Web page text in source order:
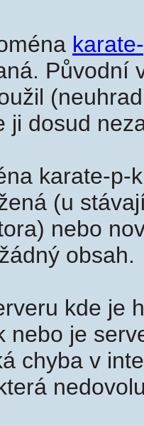
Původní
ji dosud
karate-p-
(u
nebo
obsah.
kde je
nebo je
chyba v